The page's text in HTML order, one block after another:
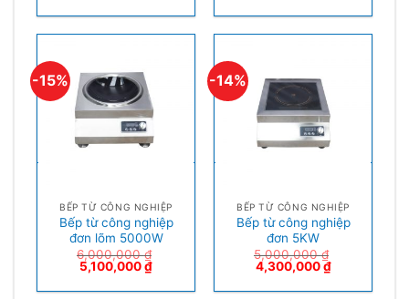
-15%
BẾP TỪ CÔNG NGHIỆP
Bếp từ công nghiệp
đơn lõm 5000W
6,000,000₫
5,100,000₫
-14%
BẾP TỪ CÔNG NGHIỆP
Bếp từ công nghiệp
đơn 5KW
5,000,000₫
4,300,000₫